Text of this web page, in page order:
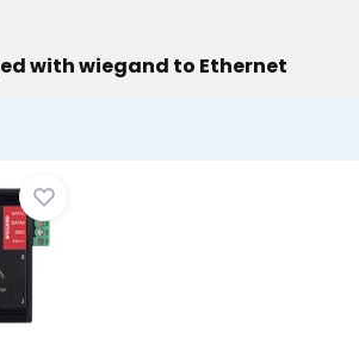
with wiegand to Ethernet